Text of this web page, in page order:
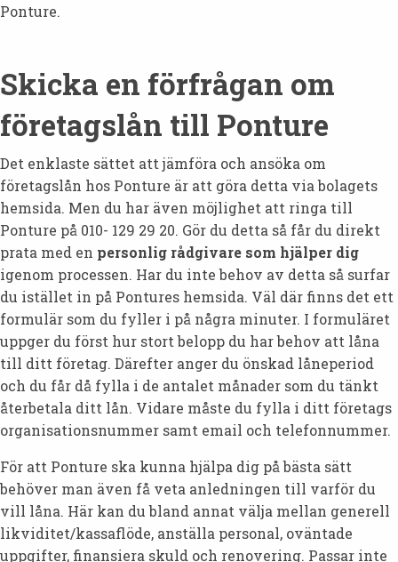
Ponture.
Skicka en förfrågan om
företagslån till Ponture
Det enklaste sättet att jämföra och ansöka om
företagslån hos Ponture är att göra detta via bolagets
hemsida. Men du har även möjlighet att ringa till
Ponture på 010- 129 29 20. Gör du detta så får du direkt
prata med en personlig rådgivare som hjälper dig
igenom processen. Har du inte behov av detta så surfar
du istället in på Pontures hemsida. Väl där finns det ett
formulär som du fyller i på några minuter. I formuläret
uppger du först hur stort belopp du har behov att låna
till ditt företag. Därefter anger du önskad låneperiod
och du får då fylla i de antalet månader som du tänkt
återbetala ditt lån. Vidare måste du fylla i ditt företags
organisationsnummer samt email och telefonnummer.
För att Ponture ska kunna hjälpa dig på bästa sätt
behöver man även få veta anledningen till varför du
vill låna. Här kan du bland annat välja mellan generell
likviditet/kassaflöde, anställa personal, oväntade
uppgifter, finansiera skuld och renovering. Passar inte